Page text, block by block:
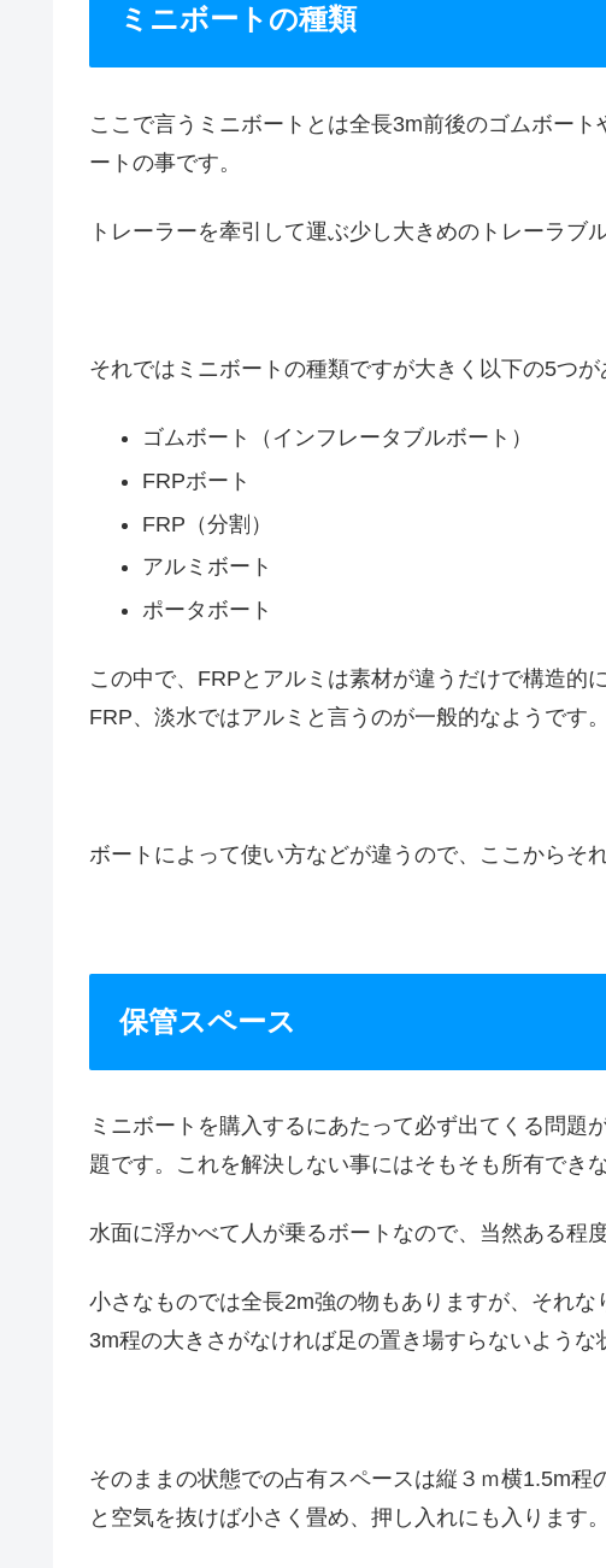
ミニボートの種類
ここで言うミニボートとは全長3m前後のゴムボー
ートの事です。
トレーラーを牽引して運ぶ少し大きめのトレーラブ
それではミニボートの種類ですが大きく以下の5つが
ゴムボート（インフレータブルボート）
FRPボート
FRP（分割）
アルミボート
ポータボート
この中で、FRPとアルミは素材が違うだけで構造的
FRP、淡水ではアルミと言うのが一般的なようです。
ボートによって使い方などが違うので、ここからそ
保管スペース
ミニボートを購入するにあたって必ず出てくる問題が
題です。これを解決しない事にはそもそも所有でき
水面に浮かべて人が乗るボートなので、当然ある程
小さなものでは全長2m強の物もありますが、それ
3m程の大きさがなければ足の置き場すらないような
そのままの状態での占有スペースは縦３ｍ横1.5m
と空気を抜けば小さく畳め、押し入れにも入ります。